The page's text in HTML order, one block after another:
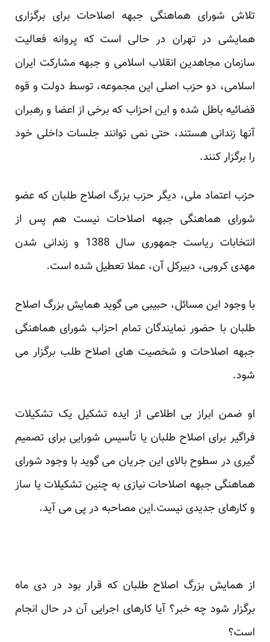
تلاش شورای هماهنگی جبهه اصلاحات برای برگزاری
همایشی در تهران در حالی است که پروانه فعالیت
سازمان مجاهدین انقلاب اسلامی و جبهه مشارکت ایران
اسلامی، دو حزب اصلی این مجموعه، توسط دولت و قوه
قضائیه باطل شده و این احزاب که برخی از اعضا و رهبران
آنها زندانی هستند، حتی نمی توانند جلسات داخلی خود
را برگزار کنند.
حزب اعتماد ملی، دیگر حزب بزرگ اصلاح طلبان که عضو
شورای هماهنگی جبهه اصلاحات نیست هم پس از
انتخابات ریاست جمهوری سال 1388 و زندانی شدن
مهدی کروبی، دبیرکل آن، عملا تعطیل شده است.
با وجود این مسائل، حبیبی می گوید همایش بزرگ اصلاح
طلبان با حضور نمایندگان تمام احزاب شورای هماهنگی
جبهه اصلاحات و شخصیت های اصلاح طلب برگزار می
شود.
او ضمن ابراز بی اطلاعی از ایده تشکیل یک تشکیلات
فراگیر برای اصلاح طلبان یا تأسیس شورایی برای تصمیم
گیری در سطوح بالای این جریان می گوید با وجود شورای
هماهنگی جبهه اصلاحات نیازی به چنین تشکیلات یا ساز
و کارهای جدیدی نیست.این مصاحبه در پی می آید.
از همایش بزرگ اصلاح طلبان که قرار بود در دی ماه
برگزار شود چه خبر؟ آیا کارهای اجرایی آن در حال انجام
است؟